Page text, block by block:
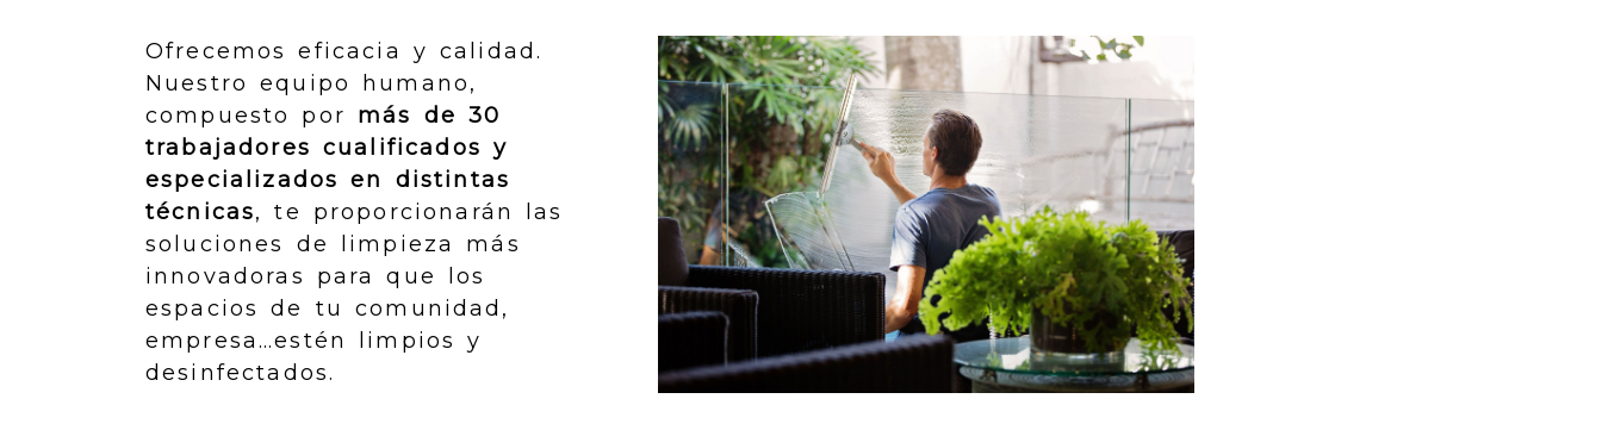
Ofrecemos eficacia y calidad.
Nuestro equipo humano,
compuesto por más de 30
trabajadores cualificados y
especializados en distintas
técnicas, te proporcionarán las
soluciones de limpieza más
innovadoras para que los
espacios de tu comunidad,
empresa…estén limpios y
desinfectados.